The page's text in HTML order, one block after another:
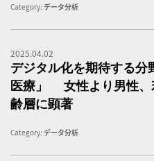
Category: データ分析
2025.04.02
デジタル化を期待する分
医療」 女性より男性、
齢層に顕著
Category: データ分析